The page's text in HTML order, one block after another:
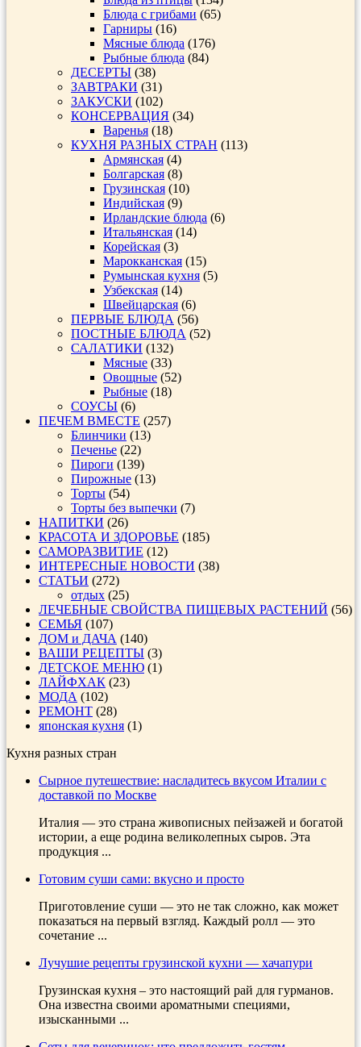
Блюда с грибами (65)
Гарниры (16)
Мясные блюда (176)
Рыбные блюда (84)
ДЕСЕРТЫ (38)
ЗАВТРАКИ (31)
ЗАКУСКИ (102)
КОНСЕРВАЦИЯ (34)
Варенья (18)
КУХНЯ РАЗНЫХ СТРАН (113)
Армянская (4)
Болгарская (8)
Грузинская (10)
Индийская (9)
Ирландские блюда (6)
Итальянская (14)
Корейская (3)
Марокканская (15)
Румынская кухня (5)
Узбекская (14)
Швейцарская (6)
ПЕРВЫЕ БЛЮДА (56)
ПОСТНЫЕ БЛЮДА (52)
САЛАТИКИ (132)
Мясные (33)
Овощные (52)
Рыбные (18)
СОУСЫ (6)
ПЕЧЕМ ВМЕСТЕ (257)
Блинчики (13)
Печенье (22)
Пироги (139)
Пирожные (13)
Торты (54)
Торты без выпечки (7)
НАПИТКИ (26)
КРАСОТА И ЗДОРОВЬЕ (185)
САМОРАЗВИТИЕ (12)
ИНТЕРЕСНЫЕ НОВОСТИ (38)
СТАТЬИ (272)
отдых (25)
ЛЕЧЕБНЫЕ СВОЙСТВА ПИЩЕВЫХ РАСТЕНИЙ (56)
СЕМЬЯ (107)
ДОМ и ДАЧА (140)
ВАШИ РЕЦЕПТЫ (3)
ДЕТСКОЕ МЕНЮ (1)
ЛАЙФХАК (23)
МОДА (102)
РЕМОНТ (28)
японская кухня (1)
Кухня разных стран
Сырное путешествие: насладитесь вкусом Италии с
доставкой по Москве
Италия — это страна живописных пейзажей и богатой
истории, а еще родина великолепных сыров. Эта
продукция ...
Готовим суши сами: вкусно и просто
Приготовление суши — это не так сложно, как может
показаться на первый взгляд. Каждый ролл — это
сочетание ...
Лучушие рецепты грузинской кухни — хачапури
Грузинская кухня – это настоящий рай для гурманов.
Она известна своими ароматными специями,
изысканными ...